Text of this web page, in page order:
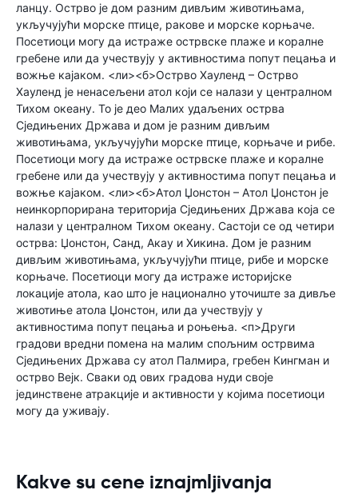
ланцу. Острво је дом разним дивљим животињама,
укључујући морске птице, ракове и морске корњаче.
Посетиоци могу да истраже острвске плаже и коралне
гребене или да учествују у активностима попут пецања и
вожње кајаком. <ли><б>Острво Хауленд – Острво
Хауленд је ненасељени атол који се налази у централном
Тихом океану. То је део Малих удаљених острва
Сједињених Држава и дом је разним дивљим
животињама, укључујући морске птице, корњаче и рибе.
Посетиоци могу да истраже острвске плаже и коралне
гребене или да учествују у активностима попут пецања и
вожње кајаком. <ли><б>Атол Џонстон – Атол Џонстон је
неинкорпорирана територија Сједињених Држава која се
налази у централном Тихом океану. Састоји се од четири
острва: Џонстон, Санд, Акау и Хикина. Дом је разним
дивљим животињама, укључујући птице, рибе и морске
корњаче. Посетиоци могу да истраже историјске
локације атола, као што је национално уточиште за дивље
животиње атола Џонстон, или да учествују у
активностима попут пецања и роњења. <п>Други
градови вредни помена на малим спољним острвима
Сједињених Држава су атол Палмира, гребен Кингман и
острво Вејк. Сваки од ових градова нуди своје
јединствене атракције и активности у којима посетиоци
могу да уживају.
Kakve su cene iznajmljivanja